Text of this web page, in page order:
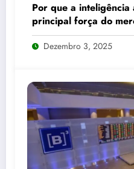
Por que a
principal força do
significa para seus
Dezembro 3, 2025